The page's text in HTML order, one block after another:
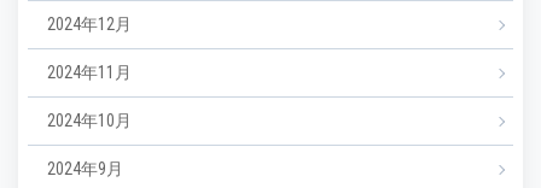
2024年12月
2024年11月
2024年10月
2024年9月